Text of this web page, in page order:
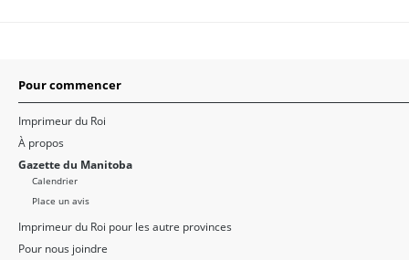
Pour commencer
Imprimeur du Roi
À propos
Gazette du Manitoba
Calendrier
Place un avis
Imprimeur du Roi pour les autre provinces
Pour nous joindre